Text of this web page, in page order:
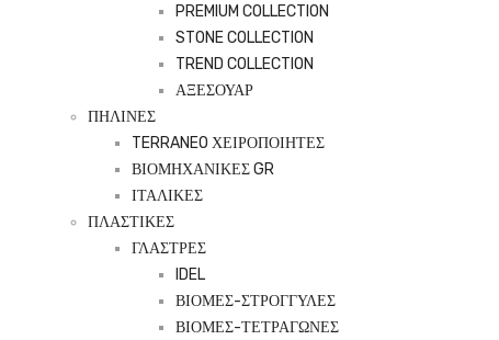
PREMIUM COLLECTION
STONE COLLECTION
TREND COLLECTION
ΑΞΕΣΟΥΑΡ
ΠΗΛΙΝΕΣ
TERRANEO ΧΕΙΡΟΠΟΙΗΤΕΣ
ΒΙΟΜΗΧΑΝΙΚΕΣ GR
ΙΤΑΛΙΚΕΣ
ΠΛΑΣΤΙΚΕΣ
ΓΛΑΣΤΡΕΣ
IDEL
ΒΙΟΜΕΣ-ΣΤΡΟΓΓΥΛΕΣ
ΒΙΟΜΕΣ-ΤΕΤΡΑΓΩΝΕΣ